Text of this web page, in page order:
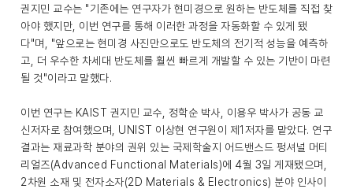
권지민 교수는 "기존에는 연구자가 현미경으로 원하는 반도체를 직접 찾
아야 했지만, 이번 연구를 통해 이러한 과정을 자동화할 수 있게 됐
다"며, "앞으로는 현미경 사진만으로도 반도체의 전기적 성능을 예측하
고, 더 우수한 차세대 반도체를 훨씬 빠르게 개발할 수 있는 기반이 마련
될 것"이라고 말했다.
이번 연구는 KAIST 권지민 교수, 정학순 박사, 이용우 박사가 공동 교
신저자로 참여했으며, UNIST 이상현 연구원이 제1저자를 맡았다. 연구
결과는 재료과학 분야의 권위 있는 국제학술지 어드밴스드 펑셔널 머티
리얼즈(Advanced Functional Materials)에 4월 3일 게재됐으며,
2차원 소재 및 전자소자(2D Materials & Electronics) 분야 인사이